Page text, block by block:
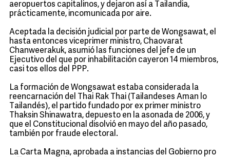
aeropuertos capitalinos, y dejaron así a
Tailandia,
prácticamente, incomunicada por aire.
Aceptada la decisión judicial por parte de Wongsawat, el
hasta entonces viceprimer ministro, Chaovarat
Chanweerakuk, asumió las funciones del jefe de un
Ejecutivo del que por inhabilitación cayeron 14 miembros,
casi tos ellos del PPP.
La formación de Wongsawat estaba considerada la
reencarnación del Thai Rak Thai (Tailandeses Aman lo
Tailandés), el partido fundado por ex primer ministro
Thaksin Shinawatra, depuesto en la asonada de 2006, y
que el Constitucional disolvió en mayo del año pasado,
también por fraude electoral.
La Carta Magna, aprobada a instancias del Gobierno pro